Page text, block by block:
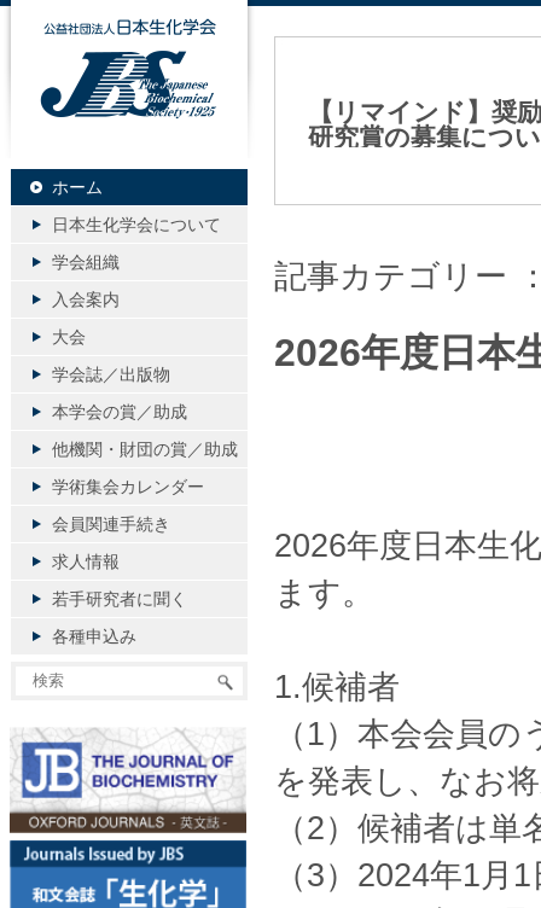
【リマインド】奨
研究賞の募集につ
記事カテゴリー
2026年度日本
2026年度日本生
ます。
1.候補者
（1）本会会員
を発表し、なお
（2）候補者は単
（3）2024年1月
公益社団法人日本生化学会
ホーム
日本生化学会について
学会組織
入会案内
大会
学会誌／出版物
本学会の賞／助成
他機関・財団の賞／助成
学術集会カレンダー
会員関連手続き
求人情報
若手研究者に聞く
各種申込み